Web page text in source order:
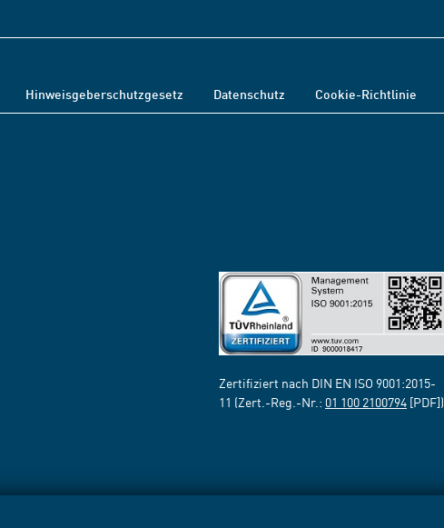
Hinweisgeberschutzgesetz Datenschutz Cookie-Richtlinie
Zertifiziert nach DIN EN ISO 9001:2015-
11 (Zert.-Reg.-Nr.: 01 100 2100794 [PDF])